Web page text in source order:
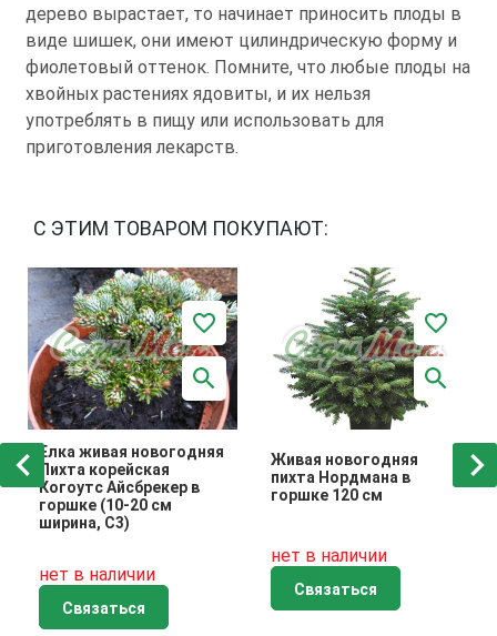
дерево вырастает, то начинает приносить плоды в
виде шишек, они имеют цилиндрическую форму и
фиолетовый оттенок. Помните, что любые плоды на
хвойных растениях ядовиты, и их нельзя
употреблять в пищу или использовать для
приготовления лекарств.
С ЭТИМ ТОВАРОМ ПОКУПАЮТ:
Елка живая новогодняя
Пихта корейская
Когоутс Айсбрекер в
горшке (10-20 см
ширина, C3)
нет в наличии
Связаться
Живая новогодняя
пихта Нордмана в
горшке 120 см
нет в наличии
Связаться